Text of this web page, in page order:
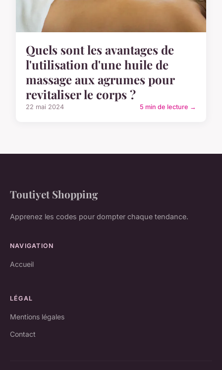
Quels sont les avantages de
l'utilisation d'une huile de
massage aux agrumes pour
revitaliser le corps ?
22 mai 2024 5 min de lecture →
Toutiyet Shopping
Apprenez les codes pour dompter chaque tendance.
NAVIGATION
Accueil
LÉGAL
Mentions légales
Contact